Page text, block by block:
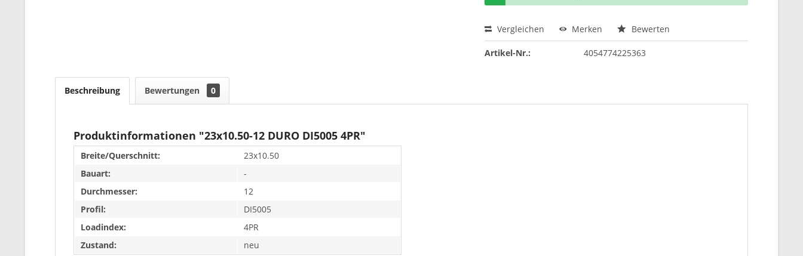
Vergleichen Merken Bewerten
Artikel-Nr.: 4054774225363
Beschreibung Bewertungen 0
Produktinformationen "23x10.50-12 DURO DI5005 4PR"
Breite/Querschnitt:
23x10.50
Bauart:
-
Durchmesser:
12
Profil:
DI5005
Loadindex:
4PR
Zustand:
neu